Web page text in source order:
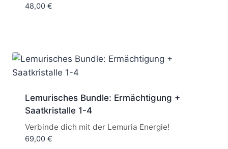
48,00 €
Lemurisches Bundle: Ermächtigung +
Saatkristalle 1-4
Verbinde dich mit der Lemuria Energie!
69,00 €